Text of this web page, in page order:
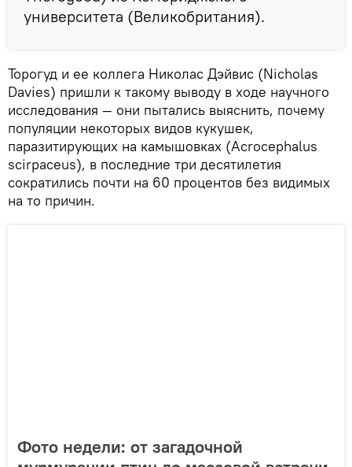
университета (Великобритания).
Торогуд и ее коллега Николас Дэйвис (Nicholas
Davies) пришли к такому выводу в ходе научного
исследования — они пытались выяснить, почему
популяции некоторых видов кукушек,
паразитирующих на камышовках (Acrocephalus
scirpaceus), в последние три десятилетия
сократились почти на 60 процентов без видимых
на то причин.
Фото недели: от загадочной